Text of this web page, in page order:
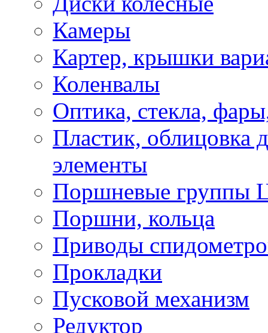
Камеры
Картер, крышки
Коленвалы
Оптика, стекла,
Пластик, облицовка
элементы
Поршневые группы
Поршни, кольца
Приводы
Прокладки
Пусковой механизм
Редуктор